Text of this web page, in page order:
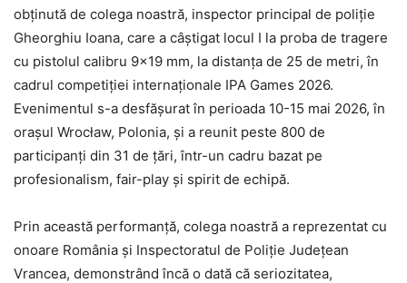
obținută de colega noastră, inspector principal de poliție
Gheorghiu Ioana, care a câștigat locul I la proba de tragere
cu pistolul calibru 9×19 mm, la distanța de 25 de metri, în
cadrul competiției internaționale IPA Games 2026.
Evenimentul s-a desfășurat în perioada 10-15 mai 2026, în
orașul Wrocław, Polonia, și a reunit peste 800 de
participanți din 31 de țări, într-un cadru bazat pe
profesionalism, fair-play și spirit de echipă.
Prin această performanță, colega noastră a reprezentat cu
onoare România și Inspectoratul de Poliție Județean
Vrancea, demonstrând încă o dată că seriozitatea,